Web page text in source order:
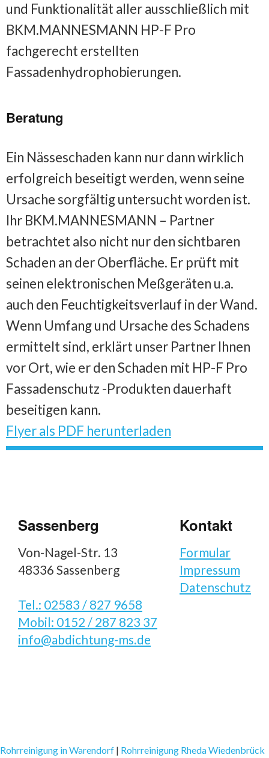
und Funktionalität aller ausschließlich mit
BKM.MANNESMANN HP-F Pro
fachgerecht erstellten
Fassadenhydrophobierungen.
Beratung
Ein Nässeschaden kann nur dann wirklich
erfolgreich beseitigt werden, wenn seine
Ursache sorgfältig untersucht worden ist.
Ihr BKM.MANNESMANN – Partner
betrachtet also nicht nur den sichtbaren
Schaden an der Oberfläche. Er prüft mit
seinen elektronischen Meßgeräten u.a.
auch den Feuchtigkeitsverlauf in der Wand.
Wenn Umfang und Ursache des Schadens
ermittelt sind, erklärt unser Partner Ihnen
vor Ort, wie er den Schaden mit HP-F Pro
Fassadenschutz -Produkten dauerhaft
beseitigen kann.
Flyer als PDF herunterladen
Sassenberg
Von-Nagel-Str. 13
48336 Sassenberg
Tel.: 02583 / 827 9658
Mobil: 0152 / 287 823 37
info@abdichtung-ms.de
Kontakt
Formular
Impressum
Datenschutz
Rohrreinigung in Warendorf | Rohrreinigung Rheda Wiedenbrück